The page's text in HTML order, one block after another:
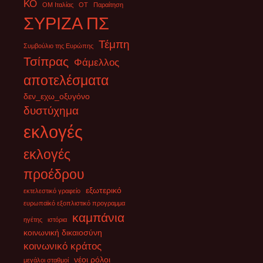
Διονύσης, Καραμέρος [...]
14 Δεκεμβρίου 2024
Η σημερινή ανακοίνωση της συμφωνίας μεταξύ της ΕΕ και των
χωρών της Mercosur (Αργεντινή, Ουρουγουάη, Βραζιλία,
Παραγουάη) για μια συμφωνία
ΚΟ ΟΜ Ιταλίας ΟΤ Παραίτηση
ΣΥΡΙΖΑ ΠΣ
Συμβούλιο της Ευρώπης Τέμπη
Τσίπρας Φάμελλος
αποτελέσματα
δεν_εχω_οξυγόνο
δυστύχημα
εκλογές
εκλογές
προέδρου
εκτελεστικό γραφείο εξωτερικό
ευρωπαϊκό εξοπλιστικό προγραμμα
ηγέτης ιστόρια καμπάνια
κοινωνική δικαιοσύνη
κοινωνικό κράτος
μεγάλοι σταθμοί νέοι ρόλοι